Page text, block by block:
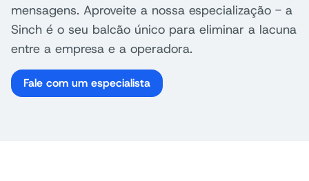
mensagens. Aproveite a nossa especialização - a
Sinch é o seu balcão único para eliminar a lacuna
entre a empresa e a operadora.
Fale com um especialista